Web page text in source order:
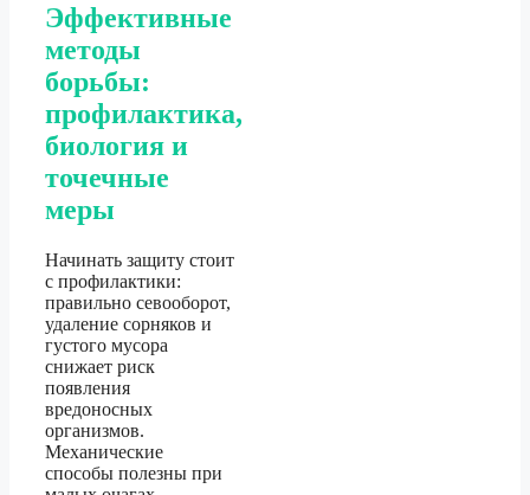
Эффективные
методы
борьбы:
профилактика,
биология и
точечные
меры
Начинать защиту стоит
с профилактики:
правильно севооборот,
удаление сорняков и
густого мусора
снижает риск
появления
вредоносных
организмов.
Механические
способы полезны при